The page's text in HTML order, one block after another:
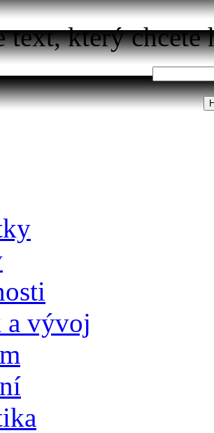
text, který chcete
vývoj